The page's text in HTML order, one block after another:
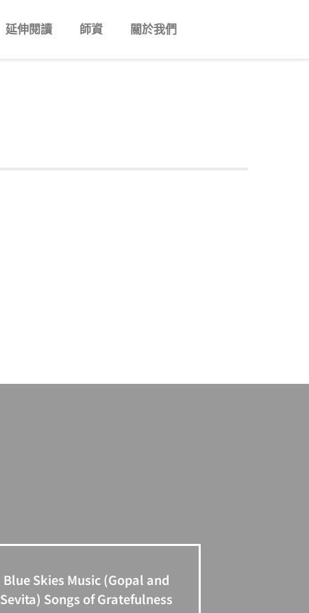
延伸閱讀 師資 關於我們
Blue Skies Music (Gopal and
Sevita) Songs of Gratefulness